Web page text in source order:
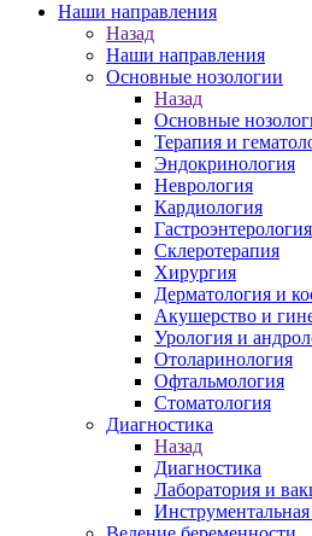
Наши направления
Назад
Наши направления
Основные нозологии
Назад
Основные
Терапия и
Эндокринология
Неврология
Кардиология
Гастроэнтерология
Склеротерапия
Хирургия
Дерматология и
Акушерство и
Урология и
Отоларинология
Офтальмология
Стоматология
Диагностика
Назад
Диагностика
Лаборатория и